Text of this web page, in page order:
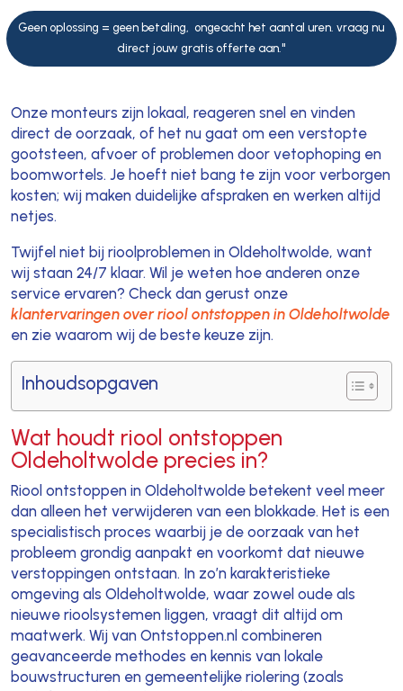
Geen oplossing = geen betaling, ongeacht het aantal uren. vraag nu
direct jouw gratis offerte aan."
Onze monteurs zijn lokaal, reageren snel en vinden
direct de oorzaak, of het nu gaat om een verstopte
gootsteen, afvoer of problemen door vetophoping en
boomwortels. Je hoeft niet bang te zijn voor verborgen
kosten; wij maken duidelijke afspraken en werken altijd
netjes.
Twijfel niet bij rioolproblemen in Oldeholtwolde, want
wij staan 24/7 klaar. Wil je weten hoe anderen onze
service ervaren? Check dan gerust onze
klantervaringen over riool ontstoppen in Oldeholtwolde
en zie waarom wij de beste keuze zijn.
Inhoudsopgaven
Wat houdt riool ontstoppen
Oldeholtwolde precies in?
Riool ontstoppen in Oldeholtwolde betekent veel meer
dan alleen het verwijderen van een blokkade. Het is een
specialistisch proces waarbij je de oorzaak van het
probleem grondig aanpakt en voorkomt dat nieuwe
verstoppingen ontstaan. In zo’n karakteristieke
omgeving als Oldeholtwolde, waar zowel oude als
nieuwe rioolsystemen liggen, vraagt dit altijd om
maatwerk. Wij van Ontstoppen.nl combineren
geavanceerde methodes en kennis van lokale
bouwstructuren en gemeentelijke riolering (zoals